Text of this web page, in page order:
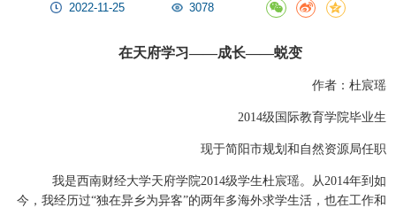
2022-11-25 3078
在天府学习——成长——蜕变
作者：杜宸瑶
2014级国际教育学院毕业生
现于简阳市规划和自然资源局任职
我是西南财经大学天府学院2014级学生杜宸瑶。从2014年到如
今，我经历过“独在异乡为异客”的两年多海外求学生活，也在工作和